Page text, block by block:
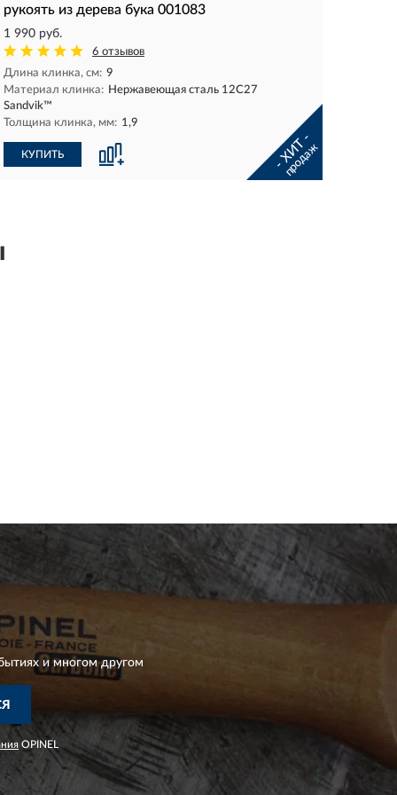
рукоять из дерева бука 001083
1 990 руб.
6 отзывов
Длина клинка, см: 9
Материал клинка: Нержавеющая сталь 12С27
Sandvik™
Толщина клинка, мм: 1,9
КУПИТЬ - ХИТ -
продаж
и многом другом
OPINEL